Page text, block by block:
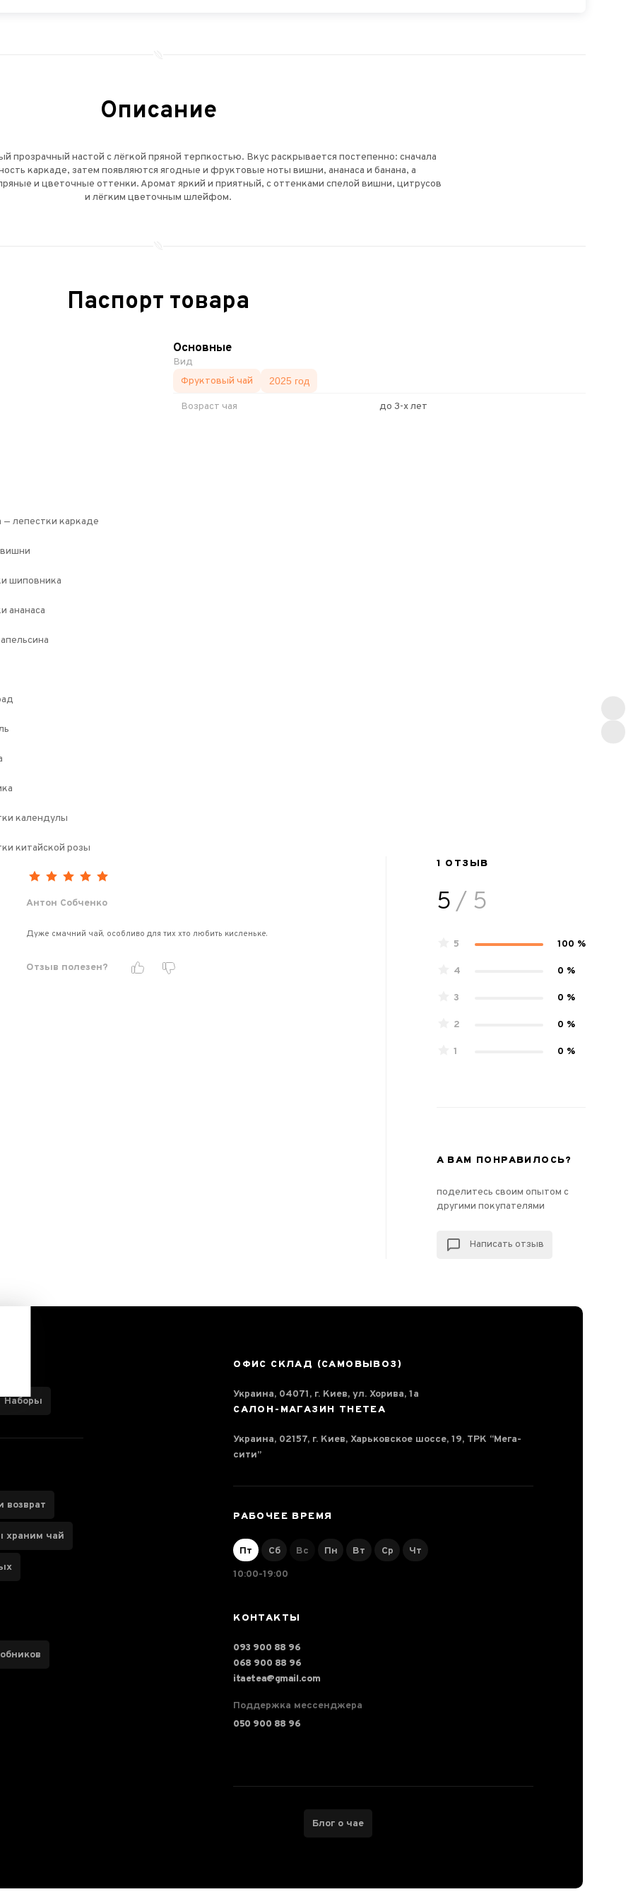
Описание
прозрачный настой с лёгкой пряной терпкостью. Вкус раскрывается постепенно: сначала
каркаде, затем появляются ягодные и фруктовые ноты вишни, ананаса и банана, а
и цветочные оттенки. Аромат яркий и приятный, с оттенками спелой вишни, цитрусов
и лёгким цветочным шлейфом.
Паспорт товара
Основные
Вид
Фруктовый чай
2025 год
Возраст чая до 3-х лет
— лепестки каркаде
шиповника
ананаса
календулы
китайской розы
Антон Собченко
Дуже смачний чай, особливо для тих хто любить кисленьке.
Отзыв полезен?
1 ОТЗЫВ
5/ 5
5 100 %
4 0 %
3 0 %
2 0 %
1 0 %
А ВАМ ПОНРАВИЛОСЬ?
поделитесь своим опытом с
другими покупателями
Написать отзыв
Наборы
возврат
храним чай
ОФИС СКЛАД (САМОВЫВОЗ)
Украина, 04071, г. Киев, ул. Хорива, 1а
САЛОН-МАГАЗИН THETEA
Украина, 02157, г. Киев, Харьковское шоссе, 19, ТРК “Мега-
сити”
РАБОЧЕЕ ВРЕМЯ
Пт Сб Вс Пн Вт Ср
Чт
10:00-19:00
КОНТАКТЫ
093 900 88 96
068 900 88 96
itaetea@gmail.com
Поддержка мессенджера
050 900 88 96
Блог о чае